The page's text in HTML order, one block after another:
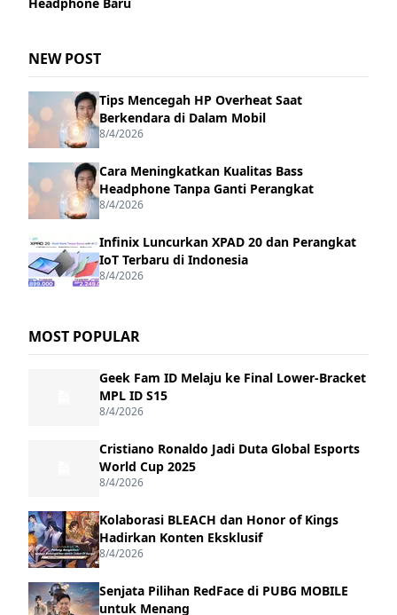
NEW POST
Tips Mencegah HP Overheat Saat
Berkendara di Dalam Mobil
8/4/2026
Cara Meningkatkan Kualitas Bass
Headphone Tanpa Ganti Perangkat
8/4/2026
Infinix Luncurkan XPAD 20 dan Perangkat
IoT Terbaru di Indonesia
8/4/2026
MOST POPULAR
Geek Fam ID Melaju ke Final Lower-Bracket
MPL ID S15
8/4/2026
Cristiano Ronaldo Jadi Duta Global Esports
World Cup 2025
8/4/2026
Kolaborasi BLEACH dan Honor of Kings
Hadirkan Konten Eksklusif
8/4/2026
Senjata Pilihan RedFace di PUBG MOBILE
untuk Menang